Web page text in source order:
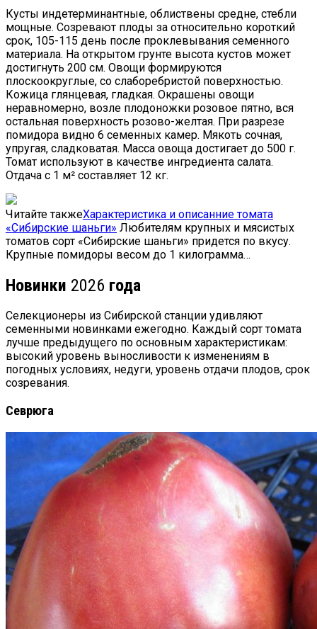
Кусты индетерминантные, облиствены средне, стебли
мощные. Созревают плоды за относительно короткий
срок, 105-115 день после проклевывания семенного
материала. На открытом грунте высота кустов может
достигнуть 200 см. Овощи формируются
плоскоокруглые, со слаборебристой поверхностью.
Кожица глянцевая, гладкая. Окрашены овощи
неравномерно, возле плодоножки розовое пятно, вся
остальная поверхность розово-желтая. При разрезе
помидора видно 6 семенных камер. Мякоть сочная,
упругая, сладковатая. Масса овоща достигает до 500 г.
Томат используют в качестве ингредиента салата.
Отдача с 1 м² составляет 12 кг.
Читайте такжеХарактеристика и описанние томата
«Сибирские шаньги» Любителям крупных и мясистых
томатов сорт «Сибирские шаньги» придется по вкусу.
Крупные помидоры весом до 1 килограмма…
Новинки 2026 года
Селекционеры из Сибирской станции удивляют
семенными новинками ежегодно. Каждый сорт томата
лучше предыдущего по основным характеристикам:
высокий уровень выносливости к изменениям в
погодных условиях, недуги, уровень отдачи плодов, срок
созревания.
Севрюга